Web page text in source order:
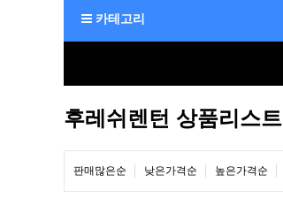
카테고리
후레쉬렌턴 상품리스트
판매많은순 낮은가격순 높은가격순